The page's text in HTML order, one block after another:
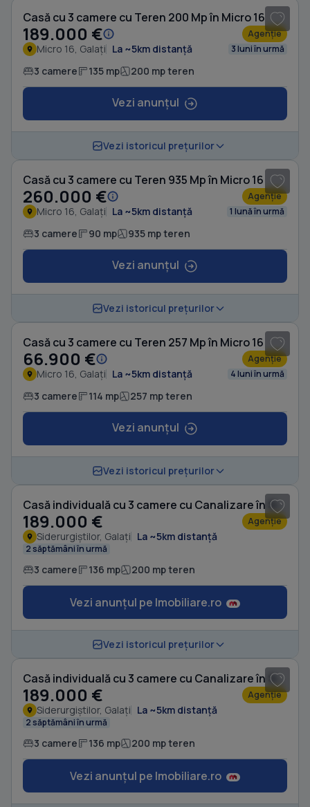
Casă cu 3 camere cu Teren 200 Mp în Micro 16
189.000 € Agenție
Micro 16, Galați La ~5km distanță 3 luni în urmă
3 camere 135 mp 200 mp teren
Vezi anunțul
Vezi istoricul prețurilor
Casă cu 3 camere cu Teren 935 Mp în Micro 16
260.000 € Agenție
Micro 16, Galați La ~5km distanță 1 lună în urmă
3 camere 90 mp 935 mp teren
Vezi anunțul
Vezi istoricul prețurilor
Casă cu 3 camere cu Teren 257 Mp în Micro 16
66.900 € Agenție
Micro 16, Galați La ~5km distanță 4 luni în urmă
3 camere 114 mp 257 mp teren
Vezi anunțul
Vezi istoricul prețurilor
Casă individuală cu 3 camere cu Canalizare în Siderurgiștilor
189.000 € Agenție
Siderurgiștilor, Galați La ~5km distanță
2 săptămâni în urmă
3 camere 136 mp 200 mp teren
Vezi anunțul pe Imobiliare.ro
Vezi istoricul prețurilor
Casă individuală cu 3 camere cu Canalizare în Siderurgiștilor
189.000 € Agenție
Siderurgiștilor, Galați La ~5km distanță
2 săptămâni în urmă
3 camere 136 mp 200 mp teren
Vezi anunțul pe Imobiliare.ro